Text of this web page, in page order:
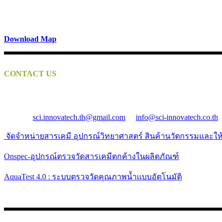
Download Map
CONTACT US
sci.innovatech.th@gmail.com info@sci-innovatech.co.th
จัดจำหน่ายสารเคมี อุปกรณ์วิทยาศาสตร์ สินค้านวัตกรรมเเละใ
Onspec-อุปกรณ์ตรวจวัดสารเคมีตกค้างในผลิตภัณฑ์
AquaTest 4.0 : ระบบตรวจวัดคุณภาพน้ำเเบบอัตโนมัติ